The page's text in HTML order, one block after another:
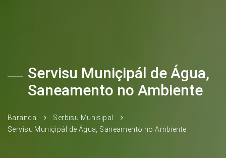
Servisu Muniçipál de Água,
Saneamento no Ambiente
Baranda
Serbisu Munisipal
Servisu Muniçipál de Água, Saneamento no Ambiente